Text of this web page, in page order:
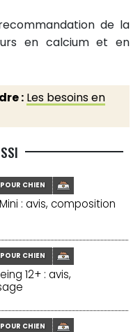
de la
en calcium et en
: Les besoins en
CHIEN
: avis, composition
CHIEN
12+ : avis,
CHIEN